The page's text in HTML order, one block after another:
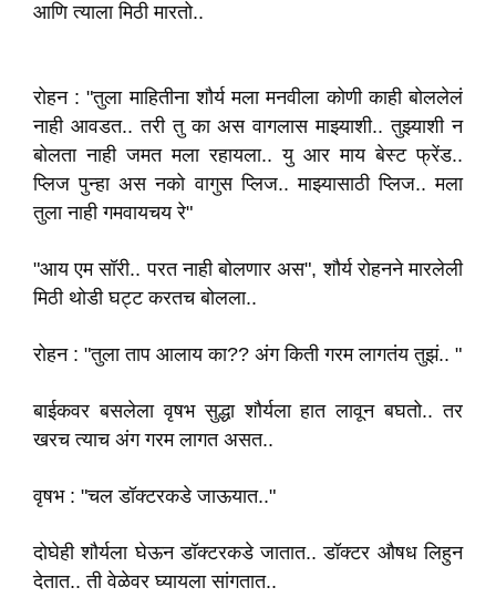
आणि त्याला मिठी मारतो..
रोहन : "तुला माहितीना शौर्य मला मनवीला कोणी काही बोललेलं
नाही आवडत.. तरी तु का अस वागलास माझ्याशी.. तुझ्याशी न
बोलता नाही जमत मला रहायला.. यु आर माय बेस्ट फ्रेंड..
प्लिज पुन्हा अस नको वागुस प्लिज.. माझ्यासाठी प्लिज.. मला
तुला नाही गमवायचय रे"
"आय एम सॉरी.. परत नाही बोलणार अस", शौर्य रोहनने मारलेली
मिठी थोडी घट्ट करतच बोलला..
रोहन : "तुला ताप आलाय का?? अंग किती गरम लागतंय तुझं.. "
बाईकवर बसलेला वृषभ सुद्धा शौर्यला हात लावून बघतो.. तर
खरच त्याच अंग गरम लागत असत..
वृषभ : "चल डॉक्टरकडे जाऊयात.."
दोघेही शौर्यला घेऊन डॉक्टरकडे जातात.. डॉक्टर औषध लिहुन
देतात.. ती वेळेवर घ्यायला सांगतात..